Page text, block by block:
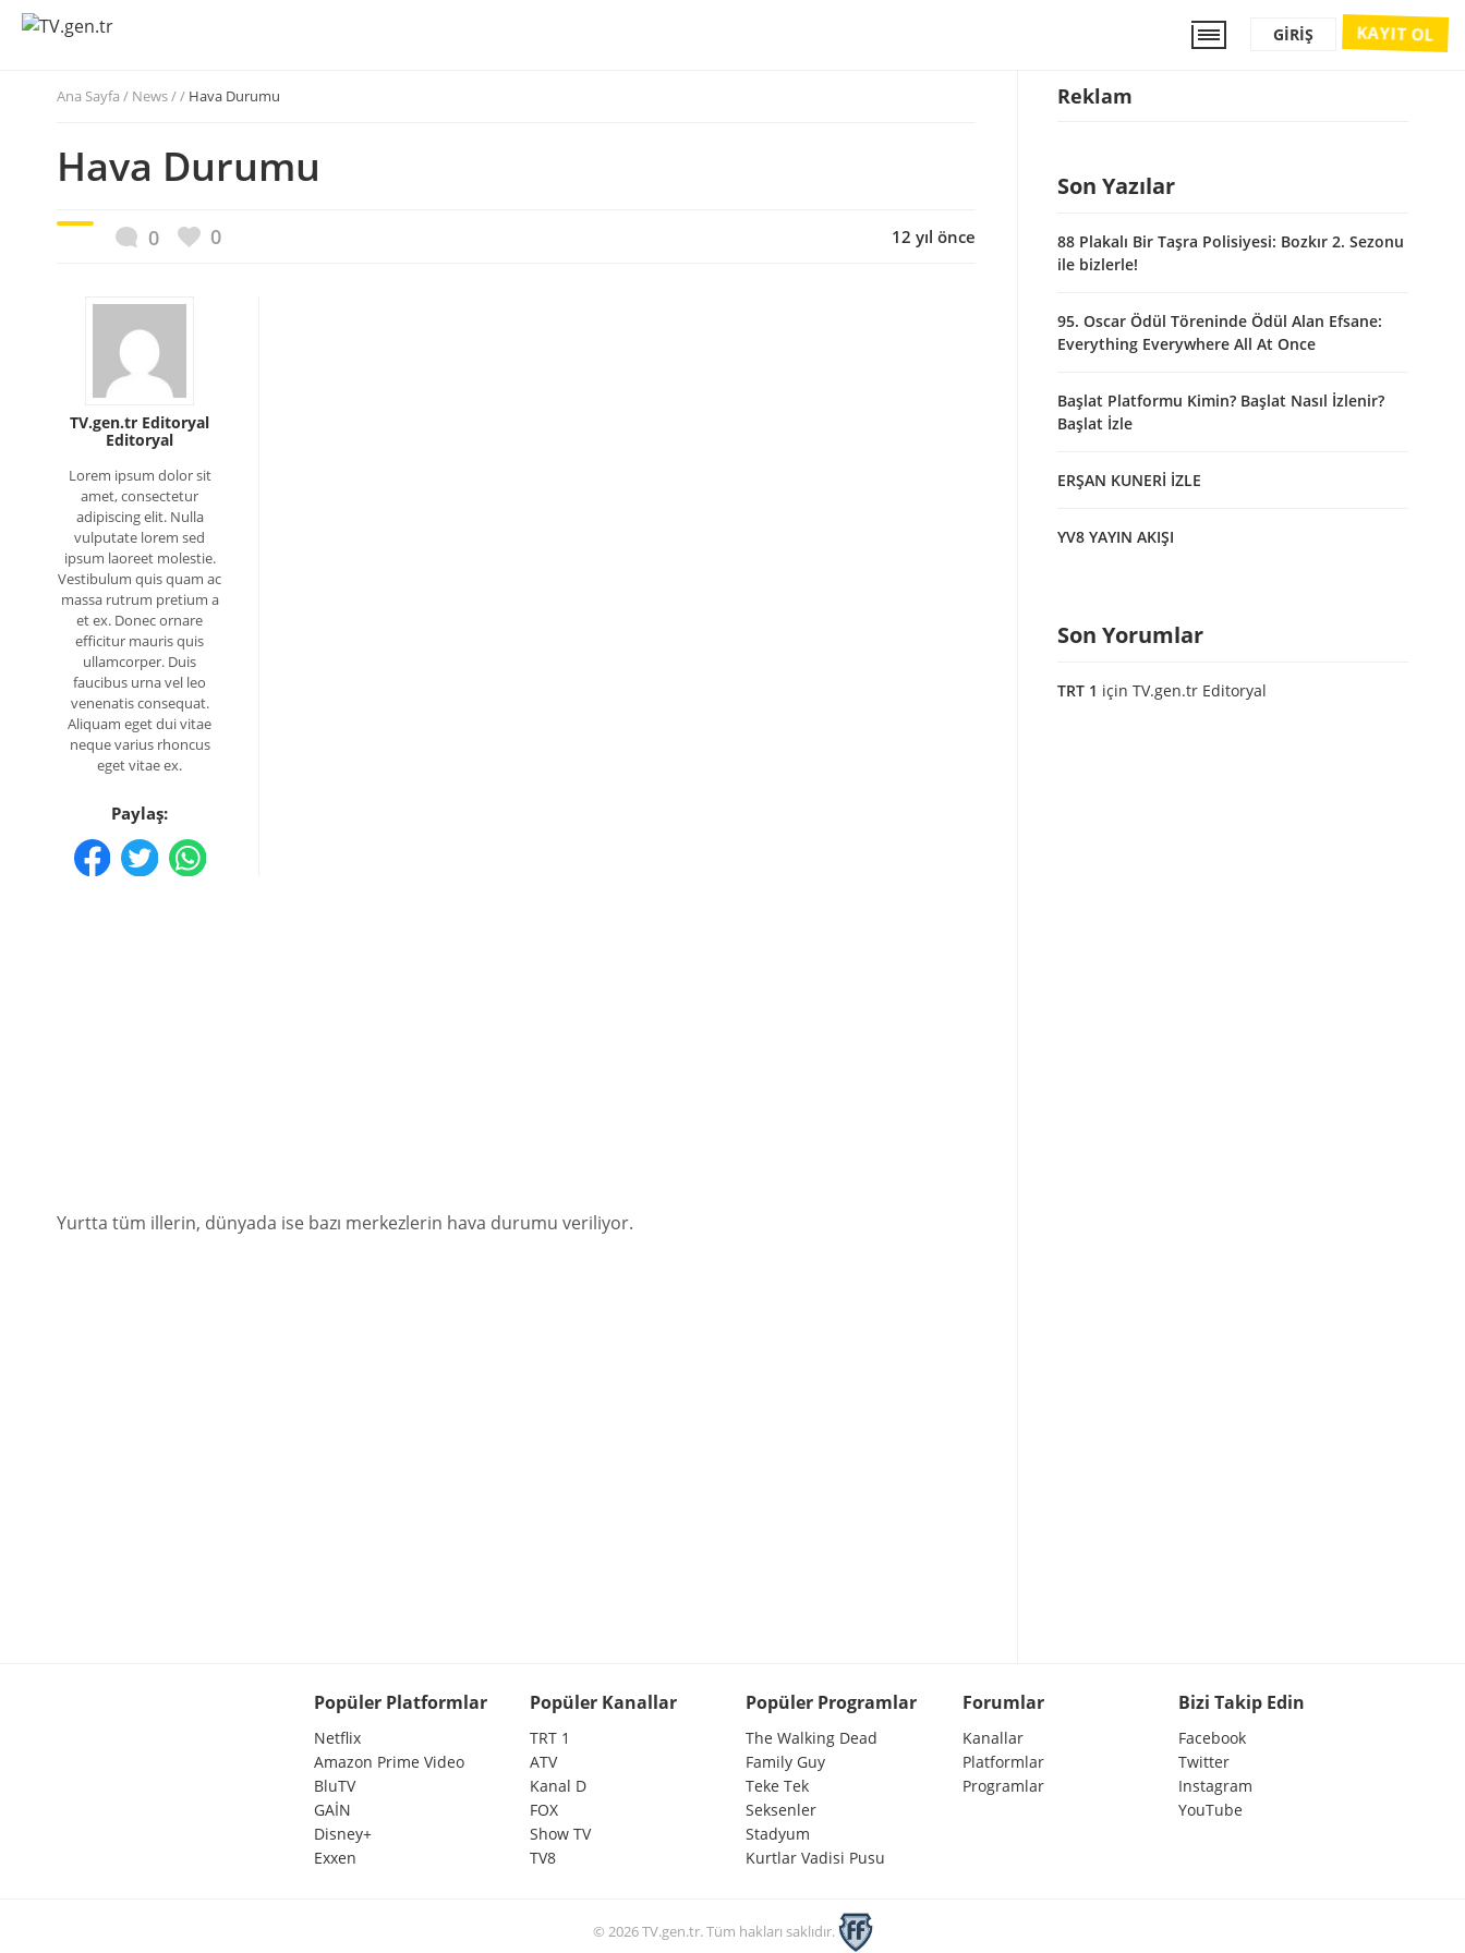
KAYIT OL
GIRIŞ
Ana Sayfa / News / / Hava Durumu
Hava Durumu
0 0 12 yıl önce
TV.gen.tr Editoryal
Editoryal
Lorem ipsum dolor sit
amet, consectetur
adipiscing elit. Nulla
vulputate lorem sed
ipsum laoreet molestie.
Vestibulum quis quam ac
massa rutrum pretium a
et ex. Donec ornare
efficitur mauris quis
ullamcorper. Duis
faucibus urna vel leo
venenatis consequat.
Aliquam eget dui vitae
neque varius rhoncus
eget vitae ex.
Paylaş:
Yurtta tüm illerin, dünyada ise bazı merkezlerin hava durumu veriliyor.
Reklam
Son Yazılar
88 Plakalı Bir Taşra Polisiyesi: Bozkır 2. Sezonu
ile bizlerle!
95. Oscar Ödül Töreninde Ödül Alan Efsane:
Everything Everywhere All At Once
Başlat Platformu Kimin? Başlat Nasıl İzlenir?
Başlat İzle
ERŞAN KUNERİ İZLE
YV8 YAYIN AKIŞI
Son Yorumlar
TRT 1 için TV.gen.tr Editoryal
Popüler Platformlar
Netflix
Amazon Prime Video
BluTV
GAİN
Disney+
Exxen
Popüler Kanallar
TRT 1
ATV
Kanal D
FOX
Show TV
TV8
Popüler Programlar
The Walking Dead
Family Guy
Teke Tek
Seksenler
Stadyum
Kurtlar Vadisi Pusu
Forumlar
Kanallar
Platformlar
Programlar
Bizi Takip Edin
Facebook
Twitter
Instagram
YouTube
© 2026 TV.gen.tr. Tüm hakları saklıdır.